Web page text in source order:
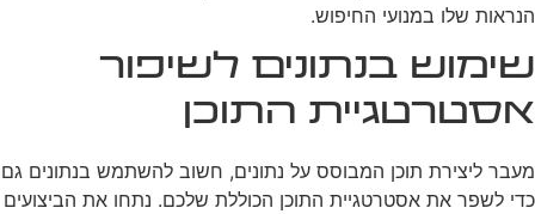
הנראות שלו במנועי החיפוש.
שימוש בנתונים לשיפור
אסטרטגיית התוכן
מעבר ליצירת תוכן המבוסס על נתונים, חשוב להשתמש בנתונים גם
כדי לשפר את אסטרטגיית התוכן הכוללת שלכם. נתחו את הביצועים